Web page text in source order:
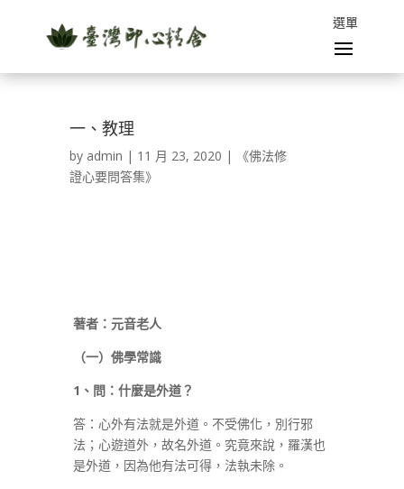
一、教理
by admin | 11 月 23, 2020 |
《佛法修
證心要問答集》
著者：元音老人
（一）佛學常識
1 、問：什麼是外道？
答：心外有法就是外道。不受佛化，別行邪
法；心遊道外，故名外道。究竟來說，羅漢也
是外道，因為他有法可得，法執未除。